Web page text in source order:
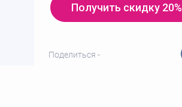
Получить скидку 20%
Поделиться -